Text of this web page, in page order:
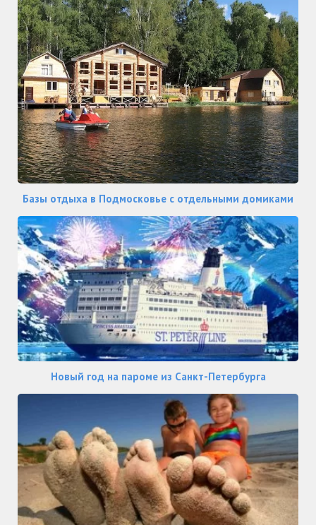
Базы отдыха в Подмосковье с отдельными домиками
Новый год на пароме из Санкт-Петербурга